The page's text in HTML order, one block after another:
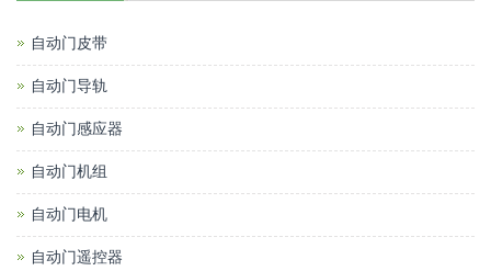
自动门皮带
自动门导轨
自动门感应器
自动门机组
自动门电机
自动门遥控器